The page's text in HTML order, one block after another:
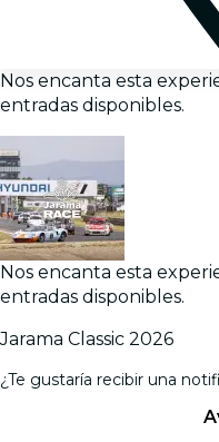
Nos encanta esta
entradas disponibles.
Nos encanta esta
entradas disponibles.
Jarama Classic 2026
¿Te gustaría recibir una